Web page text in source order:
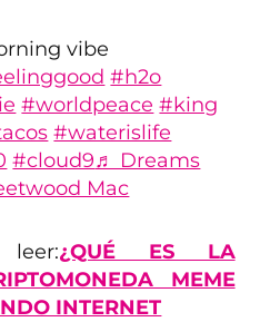
vibe
#h2o
#worldpeace #king
#waterislife
#cloud9♬ Dreams
Mac
¿QUÉ ES LA
MEME
INTERNET